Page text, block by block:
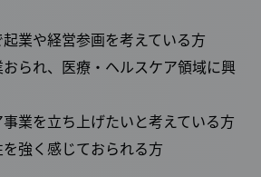
業や経営参画を考えている方
おられ、医療・ヘルスケア領域に興
業を立ち上げたいと考えている方
強く感じておられる方